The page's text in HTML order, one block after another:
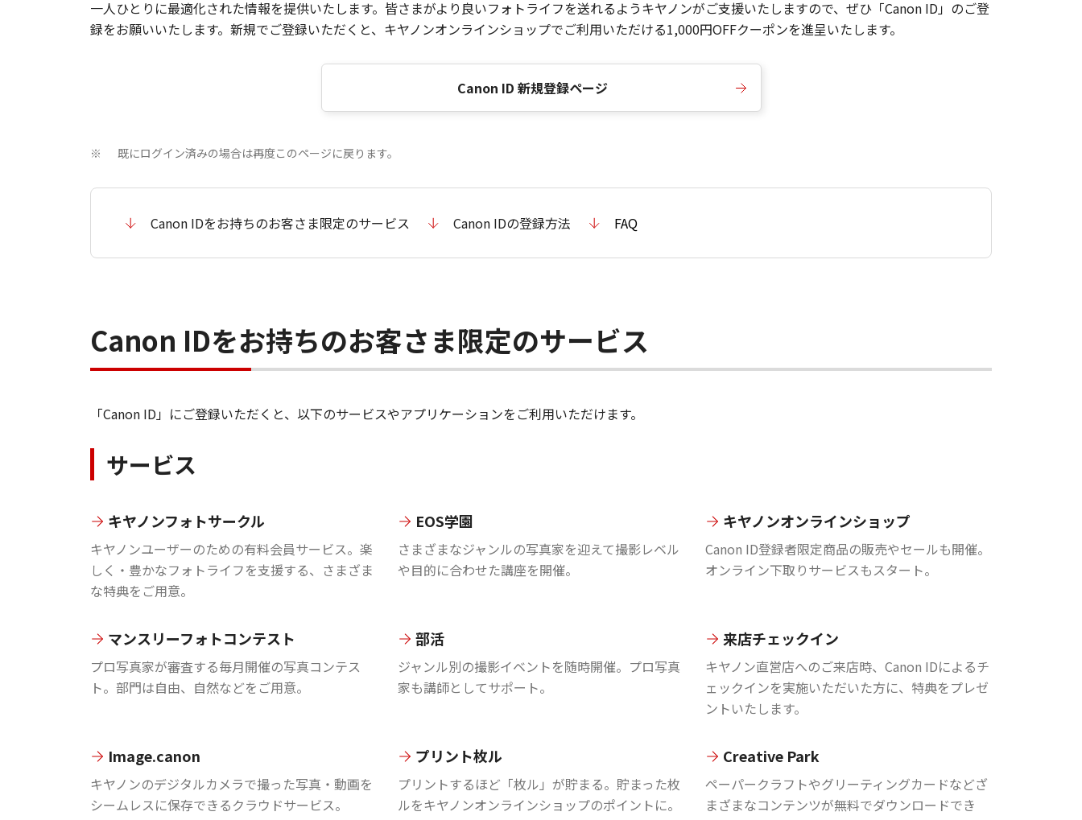
一人ひとりに最適化された情報を提供いたします。皆さまがより良いフォトライフを送れるようキヤノンがご支援いたしますので、ぜひ「Canon ID」のご登
録をお願いいたします。新規でご登録いただくと、キヤノンオンラインショップでご利用いただける1,000円OFFクーポンを進呈いたします。
Canon ID 新規登録ページ
※ 既にログイン済みの場合は再度このページに戻ります。
Canon IDをお持ちのお客さま限定のサービス Canon IDの登録方法 FAQ
Canon IDをお持ちのお客さま限定のサービス
「Canon ID」にご登録いただくと、以下のサービスやアプリケーションをご利用いただけます。
サービス
キヤノンフォトサークル
キヤノンユーザーのための有料会員サービス。楽
しく・豊かなフォトライフを支援する、さまざま
な特典をご用意。
EOS学園
さまざまなジャンルの写真家を迎えて撮影レベル
や目的に合わせた講座を開催。
キヤノンオンラインショップ
Canon ID登録者限定商品の販売やセールも開催。
オンライン下取りサービスもスタート。
マンスリーフォトコンテスト
プロ写真家が審査する毎月開催の写真コンテス
ト。部門は自由、自然などをご用意。
部活
ジャンル別の撮影イベントを随時開催。プロ写真
家も講師としてサポート。
来店チェックイン
キヤノン直営店へのご来店時、Canon IDによるチ
ェックインを実施いただいた方に、特典をプレゼ
ントいたします。
Image.canon
キヤノンのデジタルカメラで撮った写真・動画を
シームレスに保存できるクラウドサービス。
プリント枚ル
プリントするほど「枚ル」が貯まる。貯まった枚
ルをキヤノンオンラインショップのポイントに。
Creative Park
ペーパークラフトやグリーティングカードなどざ
まざまなコンテンツが無料でダウンロードでき